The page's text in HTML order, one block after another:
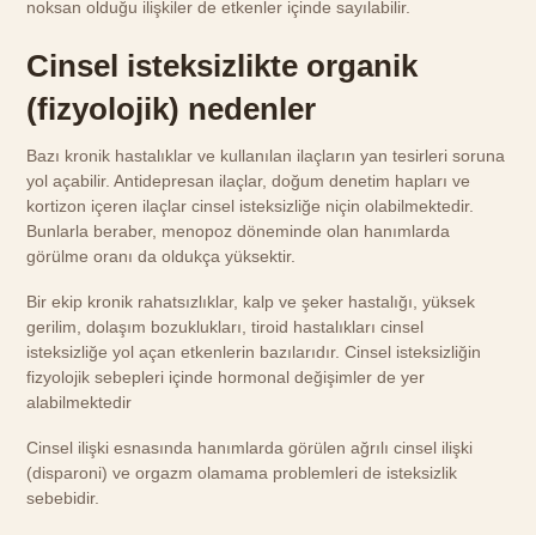
noksan olduğu ilişkiler de etkenler içinde sayılabilir.
Cinsel isteksizlikte organik
(fizyolojik) nedenler
Bazı kronik hastalıklar ve kullanılan ilaçların yan tesirleri soruna
yol açabilir. Antidepresan ilaçlar, doğum denetim hapları ve
kortizon içeren ilaçlar cinsel isteksizliğe niçin olabilmektedir.
Bunlarla beraber, menopoz döneminde olan hanımlarda
görülme oranı da oldukça yüksektir.
Bir ekip kronik rahatsızlıklar, kalp ve şeker hastalığı, yüksek
gerilim, dolaşım bozuklukları, tiroid hastalıkları cinsel
isteksizliğe yol açan etkenlerin bazılarıdır. Cinsel isteksizliğin
fizyolojik sebepleri içinde hormonal değişimler de yer
alabilmektedir
Cinsel ilişki esnasında hanımlarda görülen ağrılı cinsel ilişki
(disparoni) ve orgazm olamama problemleri de isteksizlik
sebebidir.